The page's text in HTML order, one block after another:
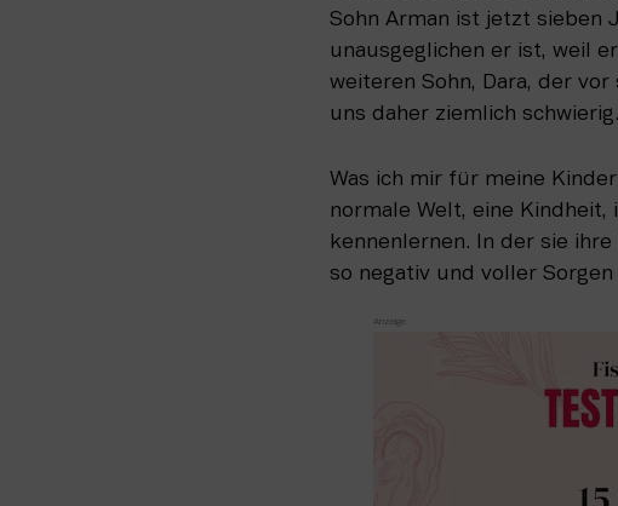
Sohn Arman ist jetzt sieben
unausgeglichen er ist, weil
weiteren Sohn, Dara, der
uns daher ziemlich schwierig.
Was ich mir für meine
normale Welt, eine
kennenlernen. In der sie
so negativ und voller Sorgen